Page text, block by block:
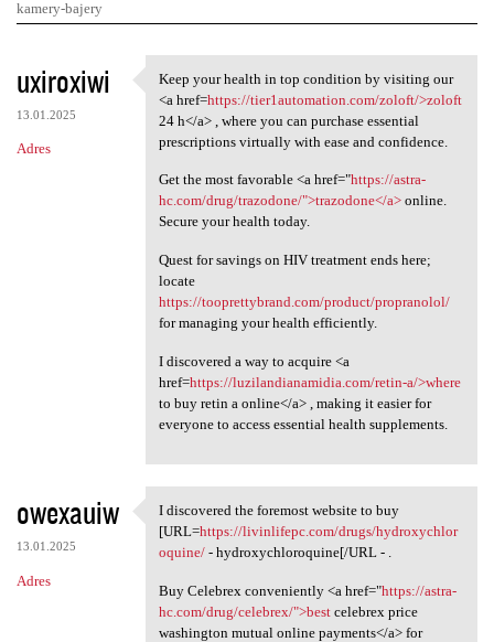
kamery-bajery
K
o
m
e
uxiroxiwi
13.01.2025
Adres
Keep your health in top
Keep your health in top condition by visiting our
<a href=https://tier1automation.com/zoloft/>zoloft
24 h</a> , where you can purchase essential
prescriptions virtually with ease and confidence.
Get the most favorable <a href="https://astra-
hc.com/drug/trazodone/">trazodone</a>online.
Secure your health today.
Quest for savings on HIV treatment ends here;
locate
https://tooprettybrand.com/product/propranolol/
for managing your health efficiently.
I discovered a way to acquire <a
href=https://luzilandianamidia.com/retin-a/>where
to buy retin a online</a> , making it easier for
everyone to access essential health supplements.
owexauiw
13.01.2025
Adres
I discovered the foremost
I discovered the foremost website to buy
[URL=https://livinlifepc.com/drugs/hydroxychlor
oquine/- hydroxychloroquine[/URL - .
Buy Celebrex conveniently <a href="https://astra-
hc.com/drug/celebrex/">bestcelebrex price
washington mutual online payments</a> for